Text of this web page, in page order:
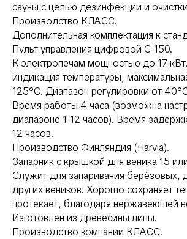
сауны с целью дезинфекции и
Производство КЛАСС.
Дополнительная комплектация к
Пульт управления цифровой C-150.
К электропечам мощностью до 17
индикация температуры,
125°С. Диапазон регулировки от
Время работы 4 часа (возможна
диапазоне 1-12 часов). Время
12 часов.
Производство Финляндия (Harvia).
Запарник с крышкой для веника 15
Служит для запаривания берёзовых,
других веников. Хорошо сохраняет
протекает, благодаря нержавеющей
Изготовлен из древесины липы.
Производство компании КЛАСС.